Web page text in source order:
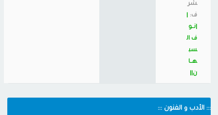
شر
ف:
|نــو
ف ال
سب
هــا
ن||
::: الأدب و الفنون :::